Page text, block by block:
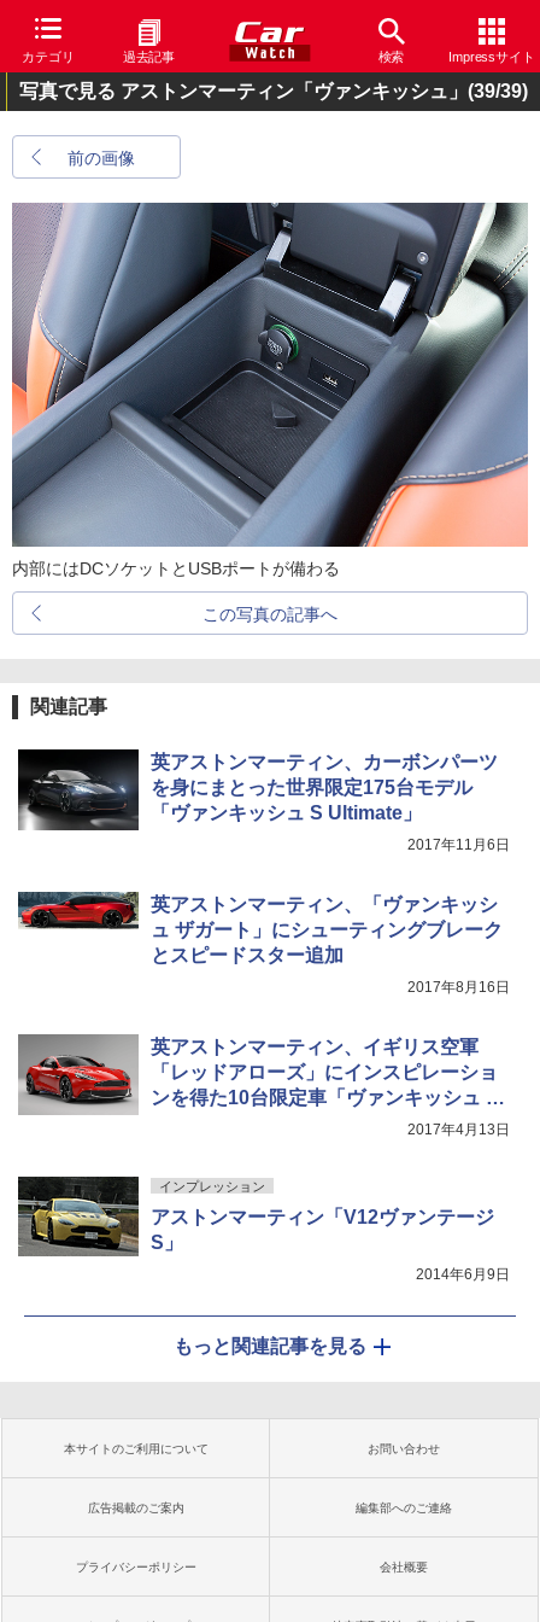
カテゴリ 過去記事 検索 Impressサイト
写真で見る アストンマーティン「ヴァンキッシュ」 (39/39)
前の画像
内部にはDCソケットとUSBポートが備わる
この写真の記事へ
関連記事
英アストンマーティン、カーボンパーツ
を身にまとった世界限定175台モデル
「ヴァンキッシュ S Ultimate」
2017年11月6日
英アストンマーティン、「ヴァンキッシ
ュ ザガート」にシューティングブレーク
とスピードスター追加
2017年8月16日
英アストンマーティン、イギリス空軍
「レッドアローズ」にインスピレーショ
ンを得た10台限定車「ヴァンキッシュ S
2017年4月13日
インプレッション
アストンマーティン「V12ヴァンテージ
S」
2014年6月9日
もっと関連記事を見る
本サイトのご利用について お問い合わせ
広告掲載のご案内 編集部へのご連絡
プライバシーポリシー 会社概要